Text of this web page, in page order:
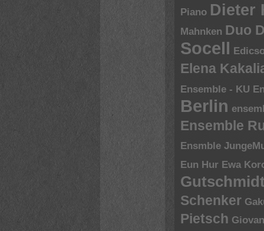
Piano Dieter
Mahnken Duo
Socell
Elena
Ensemble - KU
Berlin
Ensemble
Ensmble
Eun Hur Ewa
Schenker
Pietsch